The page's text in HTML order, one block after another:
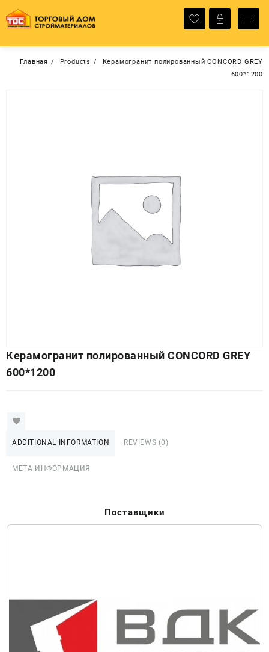
содержимому
Главная Products
Керамогранит полированный CONCORD GREY
600*1200
Керамогранит полированный CONCORD GREY
600*1200
ADDITIONAL INFORMATION REVIEWS (0)
МЕТА ИНФОРМАЦИЯ
Поставщики